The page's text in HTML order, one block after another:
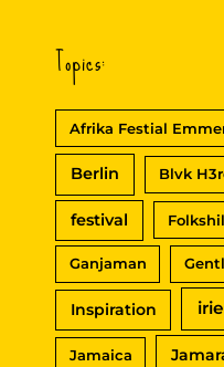
Topics:
Afrika Festial
Berlin Blvk
festival
Ganjaman
Inspiration
Jamaica